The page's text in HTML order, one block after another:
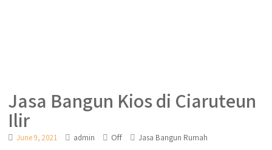
Jasa Bangun Kios di Ciaruteun
Ilir
June 9, 2021 admin Off Jasa Bangun Rumah